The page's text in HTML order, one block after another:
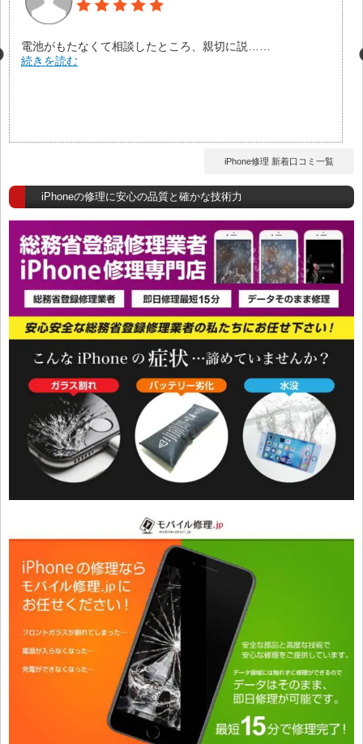
電池がもたなくて相談したところ、親切に説……
続きを読む
iPhone修理 新着口コミ一覧
iPhoneの修理に安心の品質と確かな技術力